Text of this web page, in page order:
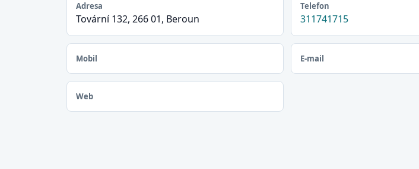
Adresa
Tovární 132, 266 01, Beroun
Telefon
311741715
Mobil E-mail
Web